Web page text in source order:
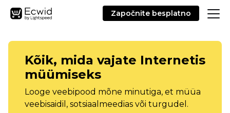
Započnite besplatno
Kõik, mida vajate Internetis
müümiseks
Looge veebipood mõne minutiga, et müüa
veebisaidil, sotsiaalmeedias või turgudel.